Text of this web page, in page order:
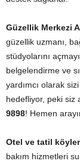
Güzellik Merkezi
güzellik uzmanı,
stüdyolarını
belgelendirme ve
yardımcı olarak
hedefliyor, peki siz
9898! Hemen
Otel ve tatil
bakım hizmetleri